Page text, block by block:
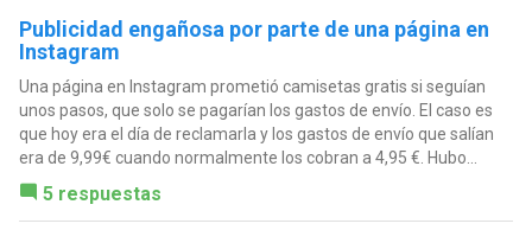
Publicidad engañosa por parte de una página en
Instagram
Una página en Instagram prometió camisetas gratis si seguían
unos pasos, que solo se pagarían los gastos de envío. El caso es
que hoy era el día de reclamarla y los gastos de envío que salían
era de 9,99€ cuando normalmente los cobran a 4,95 €. Hubo...
5 respuestas